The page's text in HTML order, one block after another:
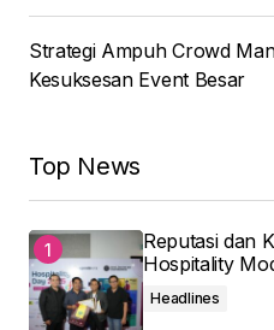
Strategi Ampuh Crowd
Kesuksesan Event Besar
Top News
Reputasi dan
Hospitality
Headlines